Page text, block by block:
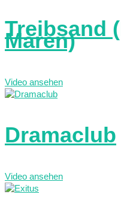
Treibsand
Maren)
Video ansehen
Dramaclub
Video ansehen